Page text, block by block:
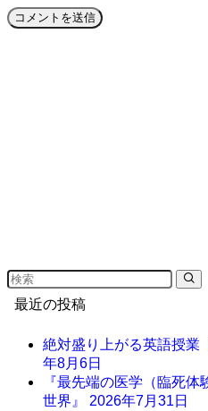
最近の投稿
絶対盛り上がる英語授業
年8月6日
『最先端の医学（臨死
世界』 2026年7月31日